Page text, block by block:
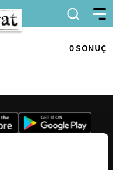
0 SONUÇ